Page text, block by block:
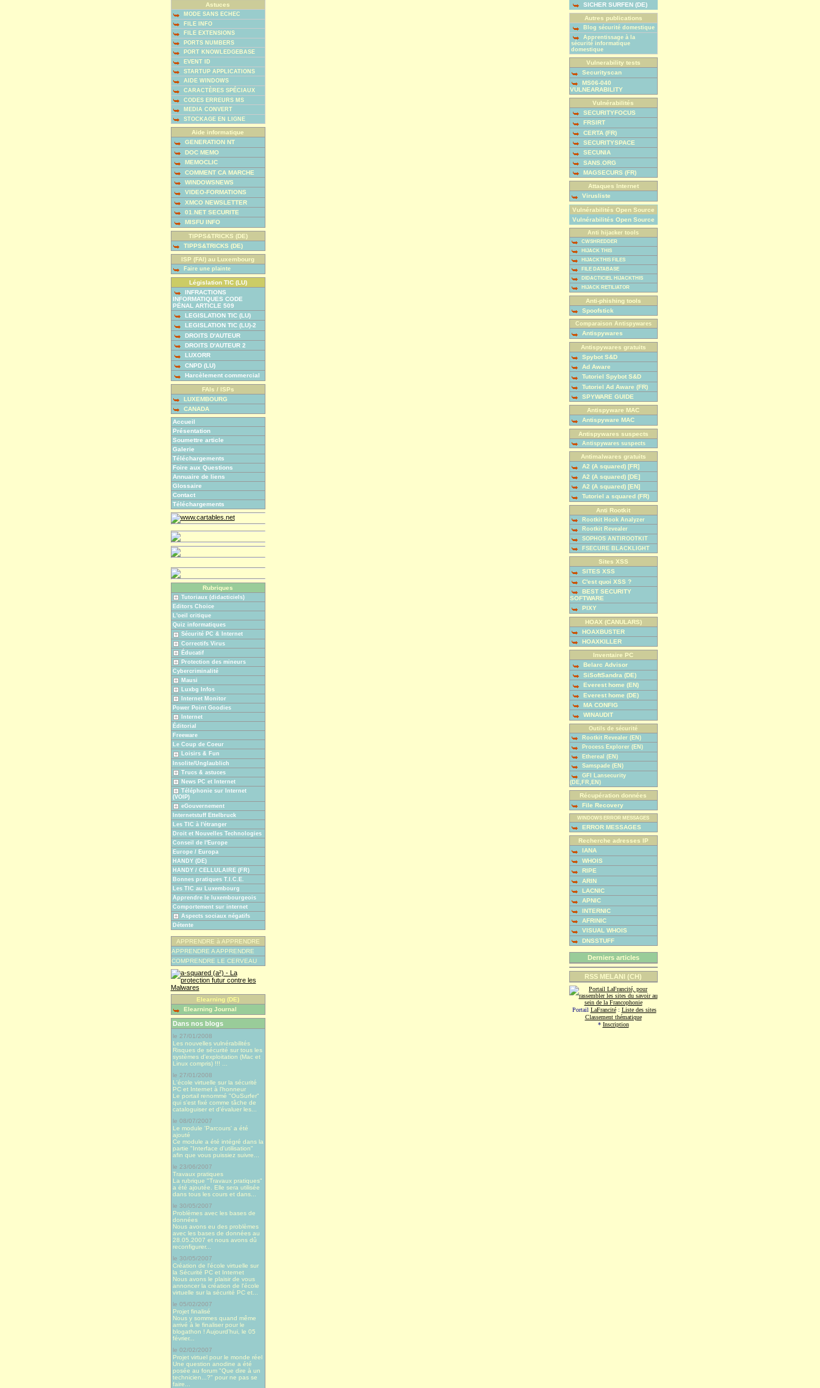
Astuces
MODE SANS ECHEC
FILE INFO
FILE EXTENSIONS
PORTS NUMBERS
PORT KNOWLEDGEBASE
EVENT ID
STARTUP APPLICATIONS
AIDE WINDOWS
CARACTÈRES SPÉCIAUX
CODES ERREURS MS
MEDIA CONVERT
STOCKAGE EN LIGNE
Aide informatique
GENERATION NT
DOC MEMO
MEMOCLIC
COMMENT CA MARCHE
WINDOWSNEWS
VIDEO-FORMATIONS
XMCO NEWSLETTER
01.NET SECURITE
MISFU INFO
TIPPS&TRICKS (DE)
TIPPS&TRICKS (DE)
ISP (FAI) au Luxembourg
Faire une plainte
Législation TIC (LU)
INFRACTIONS
INFORMATIQUES CODE
PÉNAL ARTICLE 509
LEGISLATION TIC (LU)
LEGISLATION TIC (LU)-2
DROITS D'AUTEUR
DROITS D'AUTEUR 2
LUXORR
CNPD (LU)
Harcèlement commercial
FAIs / ISPs
LUXEMBOURG
CANADA
Accueil
Présentation
Soumettre article
Galerie
Téléchargements
Foire aux Questions
Annuaire de liens
Glossaire
Contact
Téléchargements
Rubriques
Tutoriaux (didacticiels)
Editors Choice
L'oeil critique
Quiz informatiques
Sécurité PC & Internet
Correctifs Virus
Éducatif
Protection des mineurs
Cybercriminalité
Mausi
Luxbg Infos
Internet Monitor
Power Point Goodies
Internet
Éditorial
Freeware
Le Coup de Coeur
Loisirs & Fun
Insolite/Unglaublich
Trucs & astuces
News PC et Internet
Téléphonie sur Internet
(VOIP)
eGouvernement
Internetstuff Ettelbruck
Les TIC à l'étranger
Droit et Nouvelles Technologies
Conseil de l'Europe
Europe / Europa
HANDY (DE)
HANDY / CELLULAIRE (FR)
Bonnes pratiques T.I.C.E.
Les TIC au Luxembourg
Apprendre le luxembourgeois
Comportement sur internet
Aspects sociaux négatifs
Détente
APPRENDRE à APPRENDRE
APPRENDRE A APPRENDRE
COMPRENDRE LE CERVEAU
Elearning (DE)
Elearning Journal
Dans nos blogs
le 27/01/2008
Les nouvelles vulnérabilités
Risques de sécurité sur tous les
systèmes d'exploitation (Mac et
Linux compris) !!! ...
le 27/01/2008
L'école virtuelle sur la sécurité
PC et Internet à l'honneur
Le portail renommé "OuSurfer"
qui s'est fixé comme tâche de
cataloguiser et d'évaluer les...
le 08/07/2007
Le module 'Parcours' a été
ajouté
Ce module a été intégré dans la
partie "Interface d'utilisation"
afin que vous puissiez suivre...
le 23/06/2007
Travaux pratiques
La rubrique "Travaux pratiques"
a été ajoutée. Elle sera utilisée
dans tous les cours et dans...
le 30/05/2007
Problèmes avec les bases de
données
Nous avons eu des problèmes
avec les bases de données au
28.05.2007 et nous avons dû
reconfigurer...
le 30/05/2007
Création de l'école virtuelle sur
la Sécurité PC et Internet
Nous avons le plaisir de vous
annoncer la création de l'école
virtuelle sur la sécurité PC et...
le 05/02/2007
Projet finalisé
Nous y sommes quand même
arrivé à le finaliser pour le
blogathon ! Aujourd’hui, le 05
février...
le 02/02/2007
Projet virtuel pour le monde réel
Une question anodine a été
posée au forum "Que dire à un
technicien...?" pour ne pas se
faire...
SICHER SURFEN (DE)
Autres publications
Blog sécurité domestique
Apprentissage à la
sécurité informatique
domestique
Vulnerability tests
Securityscan
MS06-040
VULNEARABILITY
Vulnérabilités
SECURITYFOCUS
FRSIRT
CERTA (FR)
SECURITYSPACE
SECUNIA
SANS.ORG
MAGSECURS (FR)
Attaques Internet
Virusliste
Vulnérabilités Open Source
Vulnérabilités Open Source
Anti hijacker tools
CWSHREDDER
HIJACK THIS
HIJACKTHIS FILES
FILE DATABASE
DIDACTICIEL HIJACKTHIS
HIJACK RETILIATOR
Anti-phishing tools
Spoofstick
Comparaison Antispywares
Antispywares
Antispywares gratuits
Spybot S&D
Ad Aware
Tutoriel Spybot S&D
Tutoriel Ad Aware (FR)
SPYWARE GUIDE
Antispyware MAC
Antispyware MAC
Antispywares suspects
Antispywares suspects
Antimalwares gratuits
A2 (A squared) [FR]
A2 (A squared) [DE]
A2 (A squared) [EN]
Tutoriel a squared (FR)
Anti Rootkit
Rootkit Hook Analyzer
Rootkit Revealer
SOPHOS ANTIROOTKIT
FSECURE BLACKLIGHT
Sites XSS
SITES XSS
C'est quoi XSS ?
BEST SECURITY
SOFTWARE
PIXY
HOAX (CANULARS)
HOAXBUSTER
HOAXKILLER
Inventaire PC
Belarc Advisor
SiSoftSandra (DE)
Everest home (EN)
Everest home (DE)
MA CONFIG
WINAUDIT
Outils de sécurité
Rootkit Revealer (EN)
Process Explorer (EN)
Ethereal (EN)
Samspade (EN)
GFI Lansecurity
(DE,FR,EN)
Récupération données
File Recovery
WINDOWS ERROR MESSAGES
ERROR MESSAGES
Recherche adresses IP
IANA
WHOIS
RIPE
ARIN
LACNIC
APNIC
INTERNIC
AFRINIC
VISUAL WHOIS
DNSSTUFF
Derniers articles
RSS MELANI (CH)
Portail LaFrancité: Liste des sites
Classement thématique
* Inscription